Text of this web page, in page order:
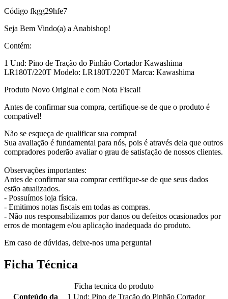
Código fkgg29hfe7
Seja Bem Vindo(a) a Anabishop!
Contém:
1 Und: Pino de Tração do Pinhão Cortador Kawashima
LR180T/220T Modelo: LR180T/220T Marca: Kawashima
Produto Novo Original e com Nota Fiscal!
Antes de confirmar sua compra, certifique-se de que o produto é
compatível!
Não se esqueça de qualificar sua compra!
Sua avaliação é fundamental para nós, pois é através dela que outros
compradores poderão avaliar o grau de satisfação de nossos clientes.
Observações importantes:
Antes de confirmar sua comprar certifique-se de que seus dados
estão atualizados.
- Possuímos loja física.
- Emitimos notas fiscais em todas as compras.
- Não nos responsabilizamos por danos ou defeitos ocasionados por
erros de montagem e/ou aplicação inadequada do produto.
Em caso de dúvidas, deixe-nos uma pergunta!
Ficha Técnica
Ficha tecnica do produto
Conteúdo da
1 Und: Pino de Tração do Pinhão Cortador